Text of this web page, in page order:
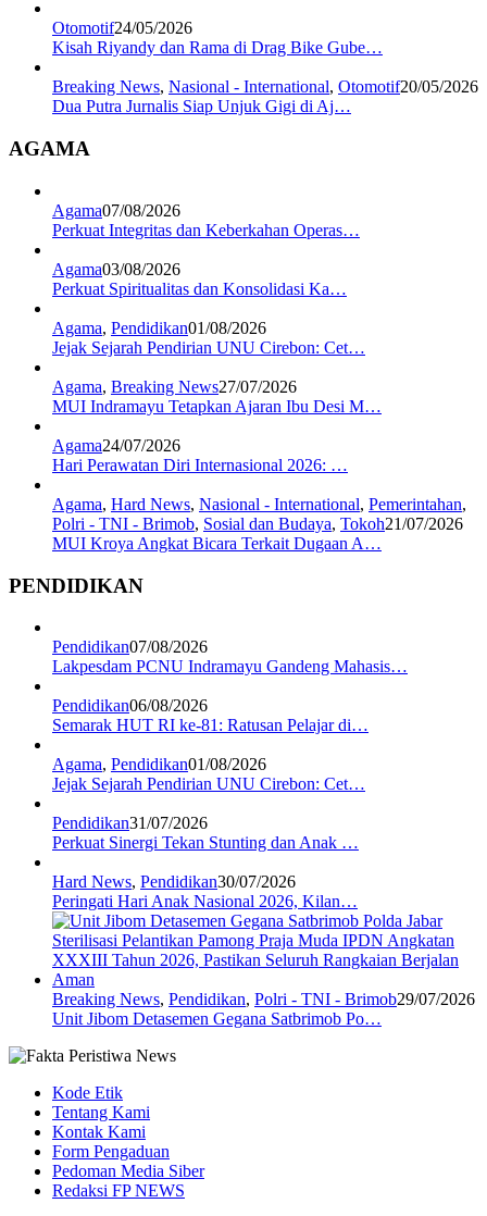
Otomotif24/05/2026
Kisah Riyandy dan Rama di Drag Bike Gube…
Breaking News, Nasional - International, Otomotif20/05/2026
Dua Putra Jurnalis Siap Unjuk Gigi di Aj…
AGAMA
Agama07/08/2026
Perkuat Integritas dan Keberkahan Operas…
Agama03/08/2026
Perkuat Spiritualitas dan Konsolidasi Ka…
Agama, Pendidikan01/08/2026
Jejak Sejarah Pendirian UNU Cirebon: Cet…
Agama, Breaking News27/07/2026
MUI Indramayu Tetapkan Ajaran Ibu Desi M…
Agama24/07/2026
Hari Perawatan Diri Internasional 2026: …
Agama, Hard News, Nasional - International, Pemerintahan,
Polri - TNI - Brimob, Sosial dan Budaya, Tokoh21/07/2026
MUI Kroya Angkat Bicara Terkait Dugaan A…
PENDIDIKAN
Pendidikan07/08/2026
Lakpesdam PCNU Indramayu Gandeng Mahasis…
Pendidikan06/08/2026
Semarak HUT RI ke-81: Ratusan Pelajar di…
Agama, Pendidikan01/08/2026
Jejak Sejarah Pendirian UNU Cirebon: Cet…
Pendidikan31/07/2026
Perkuat Sinergi Tekan Stunting dan Anak …
Hard News, Pendidikan30/07/2026
Peringati Hari Anak Nasional 2026, Kilan…
Breaking News, Pendidikan, Polri - TNI - Brimob29/07/2026
Unit Jibom Detasemen Gegana Satbrimob Po…
Kode Etik
Tentang Kami
Kontak Kami
Form Pengaduan
Pedoman Media Siber
Redaksi FP NEWS